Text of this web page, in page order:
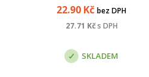
22.90 Kč bez DPH
27.71 Kč s DPH
SKLADEM